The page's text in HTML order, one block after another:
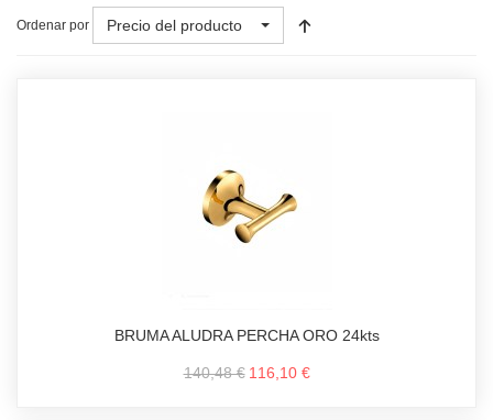
Ordenar por Precio del producto
BRUMA ALUDRA PERCHA ORO 24kts
140,48 € 116,10 €